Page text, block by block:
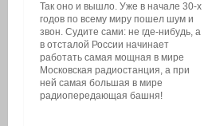
Так оно и вышло. Уже в начале 30-х
годов по всему миру пошел шум и
звон. Судите сами: не где-нибудь, а
в отсталой России начинает
работать самая мощная в мире
Московская радиостанция, а при
ней самая большая в мире
радиопередающая башня!